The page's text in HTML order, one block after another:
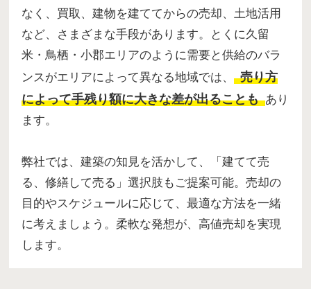
なく、買取、建物を建ててからの売却、土地活用
など、さまざまな手段があります。とくに久留
米・鳥栖・小郡エリアのように需要と供給のバラ
ンスがエリアによって異なる地域では、 売り方
によって手残り額に大きな差が出ることも あり
ます。
弊社では、建築の知見を活かして、「建てて売
る、修繕して売る」選択肢もご提案可能。売却の
目的やスケジュールに応じて、最適な方法を一緒
に考えましょう。柔軟な発想が、高値売却を実現
します。